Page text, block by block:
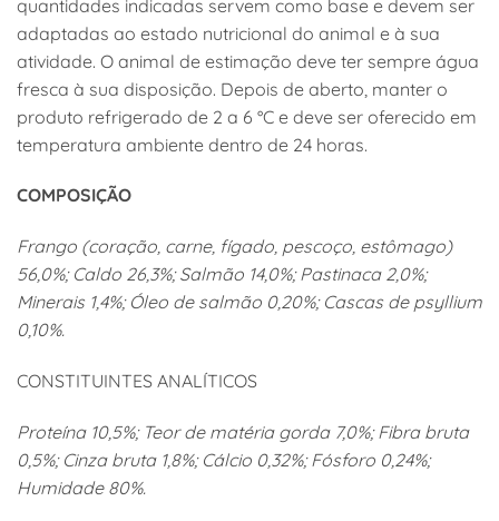
quantidades indicadas servem como base e devem ser
adaptadas ao estado nutricional do animal e à sua
atividade. O animal de estimação deve ter sempre água
fresca à sua disposição. Depois de aberto, manter o
produto refrigerado de 2 a 6 °C e deve ser oferecido em
temperatura ambiente dentro de 24 horas.
COMPOSIÇÃO
Frango (coração, carne, fígado, pescoço, estômago)
56,0%; Caldo 26,3%; Salmão 14,0%; Pastinaca 2,0%;
Minerais 1,4%; Óleo de salmão 0,20%; Cascas de psyllium
0,10%.
CONSTITUINTES ANALÍTICOS
Proteína 10,5%; Teor de matéria gorda 7,0%; Fibra bruta
0,5%; Cinza bruta 1,8%; Cálcio 0,32%; Fósforo 0,24%;
Humidade 80%.